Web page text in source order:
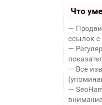
Что
—
ссылок с
—
— Все
—